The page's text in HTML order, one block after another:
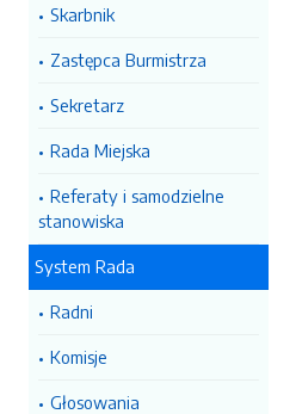
Skarbnik
Zastępca Burmistrza
Sekretarz
Rada Miejska
Referaty i samodzielne
stanowiska
System Rada
Radni
Komisje
Głosowania